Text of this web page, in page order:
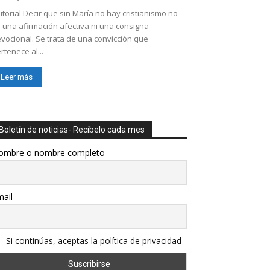
Decir que sin María no hay cristianismo no
una afirmación afectiva ni una consigna
Se trata de una convicción que
al...
Leer más
de noticias- Recíbelo cada mes
o nombre completo
Si continúas, aceptas la política de privacidad